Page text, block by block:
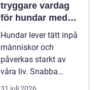
tryggare vardag
för hundar med
stress och oro
Hundar lever tätt inpå
människor och
påverkas starkt av
våra liv. Snabba
förändringar, höga ljud,